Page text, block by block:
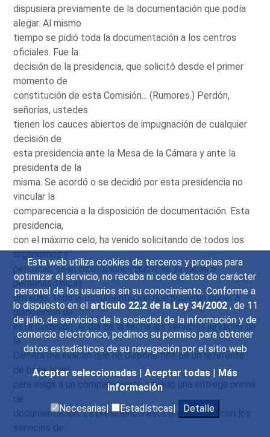
Esta web utiliza cookies de terceros y propias para
optimizar el servicio, no recaba ni cede datos de carácter
personal de los usuarios sin su conocimiento. Conforme a
lo dispuesto en el artículo 22.2 de la Ley 34/2002 , de 11
de julio, de servicios de la sociedad de la información y de
comercio electrónico, pedimos su permiso para obtener
datos estadísticos de su navegación por el sitio web
Aceptar seleccionadas | Aceptar todas | Más
información
Necesarias|
Estadísticas| Detalle
dispusiera previamente de la documentación que podía
alegar. Al mismo
tiempo se pidió toda la documentación a los centros
oficiales. Fue la
decisión de la presidencia, que solicitó desde el primer
momento de
constitución de esta Comisión... (Rumores.) Perdón,
señorías, ustedes
tienen los cauces abiertos de impugnación de cualquier
decisión de
esta presidencia ante la Mesa de la Cámara y ante la
presidenta de la
misma. Se acordó o se decidió por esta presidencia no
vincular la
comparecencia a la disposición de documentación. Esta
presidencia,
con el máximo celo, ha venido solicitando de todos los
organismos y
personas, sean instituciones públicas, jurídicas o
personas físicas
privadas, toda la documentación que pudieran poner a
disposición de
esta Comisión. Al día de la fecha los servicios jurídicos de
la
Cámara me indican que no disponemos de un referente
de base legal
para exigir a un compareciente privado una entrega previa
de
documentación. La presidencia está preparando, con los
servicios de